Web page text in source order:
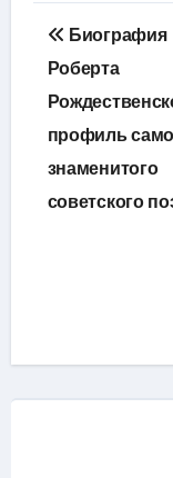
по
Биография
Роберта
профиль
знаменитого
советского